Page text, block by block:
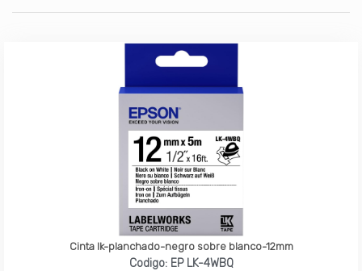
Cinta lk-planchado-negro sobre blanco-12mm
Codigo: EP LK-4WBQ